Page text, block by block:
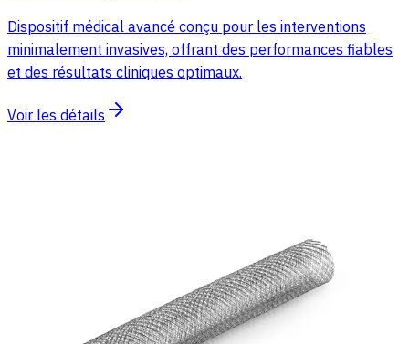
Dispositif médical avancé conçu pour les interventions
minimalement invasives, offrant des performances fiables
et des résultats cliniques optimaux.
Voir les détails